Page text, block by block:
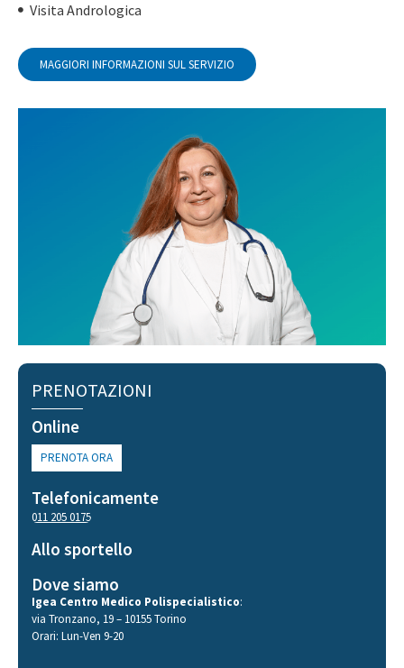
Visita Andrologica
MAGGIORI INFORMAZIONI SUL SERVIZIO
PRENOTAZIONI
Online
PRENOTA ORA
Telefonicamente
011 205 0175
Allo sportello
Dove siamo
Igea Centro Medico Polispecialistico:
via Tronzano, 19 – 10155 Torino
Orari: Lun-Ven 9-20